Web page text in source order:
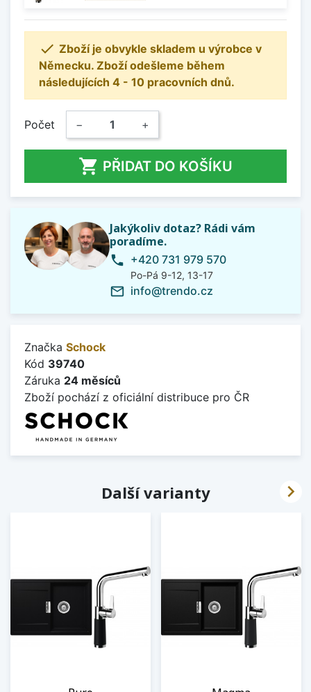
 Zboží je obvykle skladem u výrobce v
Německu. Zboží odešleme během
následujících 4 - 10 pracovních dnů.
Počet − +
 PŘIDAT DO KOŠÍKU
Jakýkoliv dotaz? Rádi vám
poradíme.
phone +420 731 979 570
Po-Pá 9-12, 13-17
mail_outline info@trendo.cz
Značka Schock
Kód 39740
Záruka 24 měsíců
Zboží pochází z oficiální distribuce pro ČR
Další varianty 